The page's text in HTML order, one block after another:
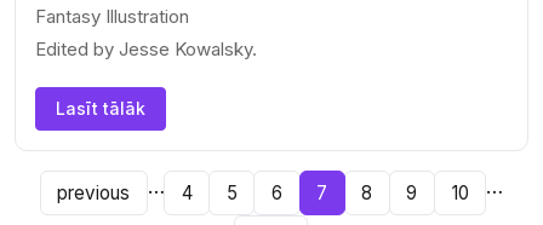
Fantasy Illustration
Edited by Jesse Kowalsky.
Lasīt tālāk
previous … 4 5 6 7 8 9 10 …